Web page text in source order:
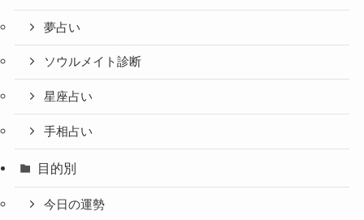
夢占い
ソウルメイト診断
星座占い
手相占い
目的別
今日の運勢